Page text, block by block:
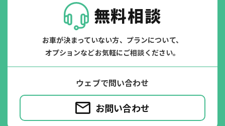
無料相談
お車が決まっていない方、プランについて、
オプションなどお気軽にご相談ください。
ウェブで問い合わせ
お問い合わせ